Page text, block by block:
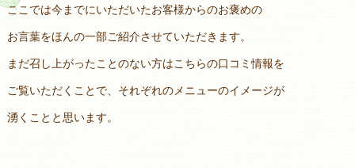
ここでは今までにいただいたお客様からのお褒めの
お言葉をほんの一部ご紹介させていただきます。
まだ召し上がったことのない方はこちらの口コミ情報を
ご覧いただくことで、それぞれのメニューのイメージが
湧くことと思います。